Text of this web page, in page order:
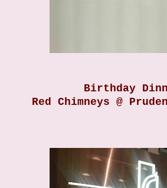
Birthday
Red Chimneys @